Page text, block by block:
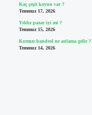
Kaç çeşit koyun var ?
Temmuz 17, 2026
Yıldız pazar iyi mi ?
Temmuz 15, 2026
Kırmızı bandrol ne anlama gelir ?
Temmuz 14, 2026